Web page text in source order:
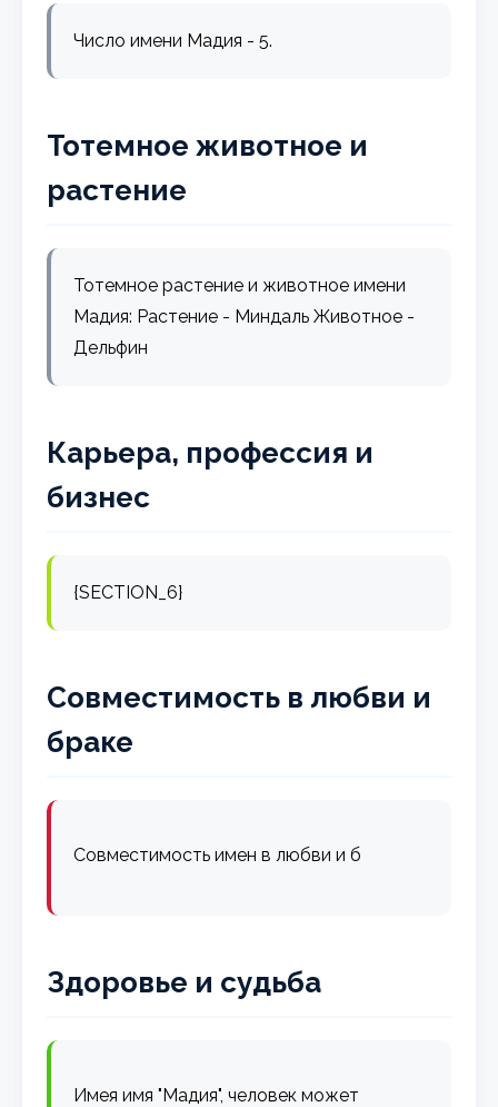
Число имени Мадия - 5.
Тотемное животное и
растение
Тотемное растение и животное имени
Мадия: Растение - Миндаль Животное -
Дельфин
Карьера, профессия и
бизнес
{SECTION_6}
Совместимость в любви и
браке
Совместимость имен в любви и б
Здоровье и судьба
Имея имя "Мадия", человек может